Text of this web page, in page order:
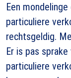
Een
particuliere
rechtsgeldig.
Er is pas
particuliere